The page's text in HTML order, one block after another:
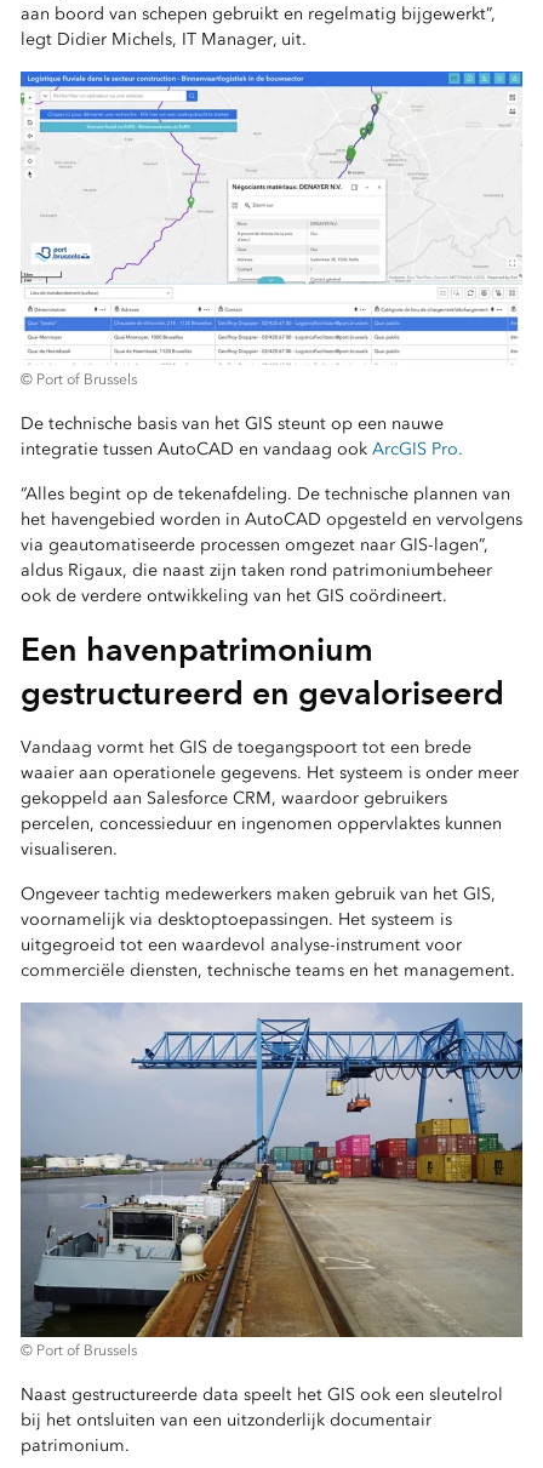
aan boord van schepen gebruikt en regelmatig bijgewerkt”,
legt Didier Michels, IT Manager, uit.
© Port of Brussels
De technische basis van het GIS steunt op een nauwe
integratie tussen AutoCAD en vandaag ook ArcGIS Pro.
“Alles begint op de tekenafdeling. De technische plannen van
het havengebied worden in AutoCAD opgesteld en vervolgens
via geautomatiseerde processen omgezet naar GIS-lagen”,
aldus Rigaux, die naast zijn taken rond patrimoniumbeheer
ook de verdere ontwikkeling van het GIS coördineert.
Een havenpatrimonium
gestructureerd en gevaloriseerd
Vandaag vormt het GIS de toegangspoort tot een brede
waaier aan operationele gegevens. Het systeem is onder meer
gekoppeld aan Salesforce CRM, waardoor gebruikers
percelen, concessieduur en ingenomen oppervlaktes kunnen
visualiseren.
Ongeveer tachtig medewerkers maken gebruik van het GIS,
voornamelijk via desktoptoepassingen. Het systeem is
uitgegroeid tot een waardevol analyse-instrument voor
commerciële diensten, technische teams en het management.
© Port of Brussels
Naast gestructureerde data speelt het GIS ook een sleutelrol
bij het ontsluiten van een uitzonderlijk documentair
patrimonium.